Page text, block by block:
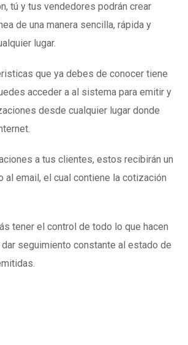
tú y tus vendedores podrán crear
de una manera sencilla, rápida y
lugar.
que ya debes de conocer tiene
acceder a al sistema para emitir y
desde cualquier lugar donde
a tus clientes, estos recibirán un
al email, el cual contiene la cotización
tener el control de todo lo que hacen
seguimiento constante al estado de